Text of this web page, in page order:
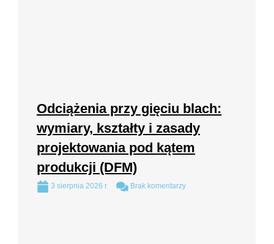
Odciążenia przy gięciu blach:
wymiary, kształty i zasady
projektowania pod kątem
produkcji (DFM)
3 sierpnia 2026 r. Brak komentarzy